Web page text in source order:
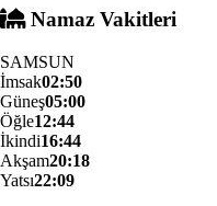
Namaz Vakitleri
SAMSUN
İmsak02:50
Güneş05:00
Öğle12:44
İkindi16:44
Akşam20:18
Yatsı22:09